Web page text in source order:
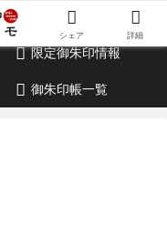
考察ブログ
限定御朱印情報
御朱印帳一覧
シェア 詳細